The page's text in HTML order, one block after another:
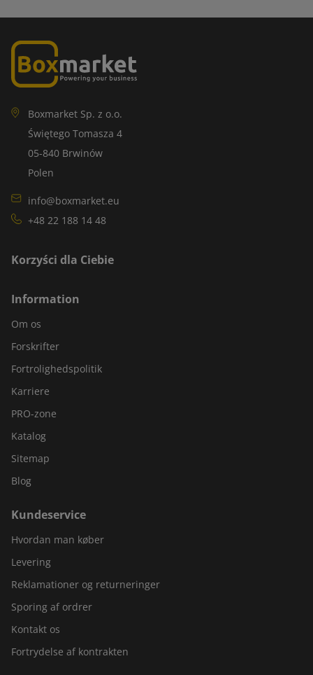
Boxmarket Sp. z o.o.
Świętego Tomasza 4
05-840 Brwinów
Polen
info@boxmarket.eu
+48 22 188 14 48
Korzyści dla Ciebie
Information
Om os
Forskrifter
Fortrolighedspolitik
Karriere
PRO-zone
Katalog
Sitemap
Blog
Kundeservice
Hvordan man køber
Levering
Reklamationer og returneringer
Sporing af ordrer
Kontakt os
Fortrydelse af kontrakten